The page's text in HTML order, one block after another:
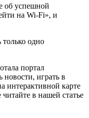
об успешной
на Wi-Fi», и
одно
портал
играть в
интерактивной карте
в нашей статье